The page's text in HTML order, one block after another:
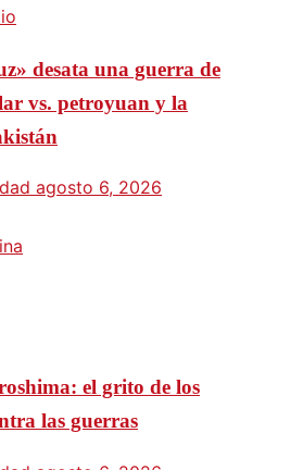
desata una guerra de
vs. petroyuan y la
agosto 6, 2026
el grito de los
las guerras